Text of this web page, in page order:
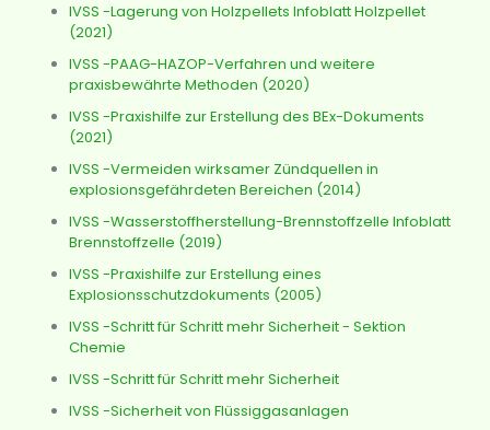
IVSS -Lagerung von Holzpellets Infoblatt Holzpellet
(2021)
IVSS -PAAG-HAZOP-Verfahren und weitere
praxisbewährte Methoden (2020)
IVSS -Praxishilfe zur Erstellung des BEx-Dokuments
(2021)
IVSS -Vermeiden wirksamer Zündquellen in
explosionsgefährdeten Bereichen (2014)
IVSS -Wasserstoffherstellung-Brennstoffzelle Infoblatt
Brennstoffzelle (2019)
IVSS -Praxishilfe zur Erstellung eines
Explosionsschutzdokuments (2005)
IVSS -Schritt für Schritt mehr Sicherheit - Sektion
Chemie
IVSS -Schritt für Schritt mehr Sicherheit
IVSS -Sicherheit von Flüssiggasanlagen